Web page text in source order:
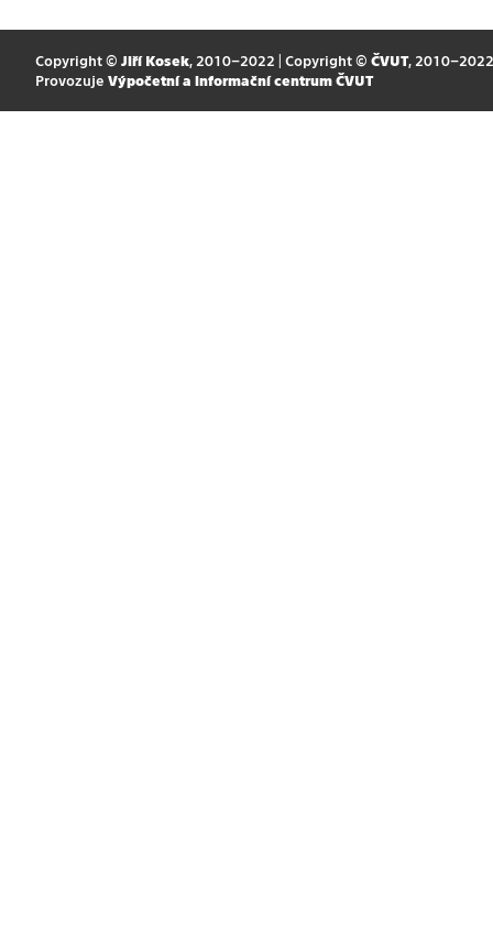
Copyright © Jiří Kosek, 2010–2022 | Copyright © ČVUT, 2010–2022
Provozuje Výpočetní a informační centrum ČVUT